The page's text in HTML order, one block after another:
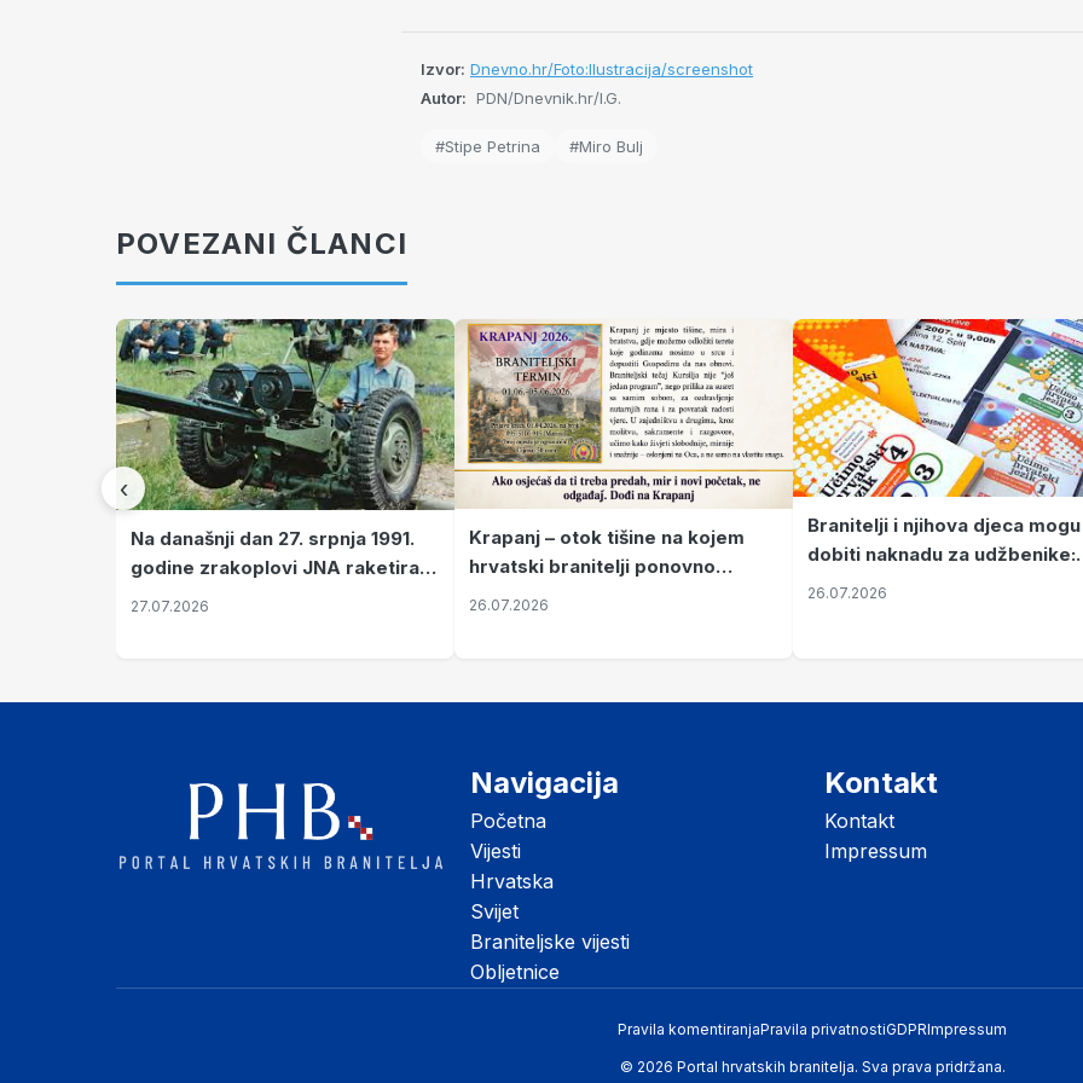
Izvor: Dnevno.hr/Foto:Ilustracija/screenshot
Autor: PDN/Dnevnik.hr/I.G.
#Stipe Petrina #Miro Bulj
POVEZANI ČLANCI
‹
Na današnji dan 27. srpnja 1991.
godine zrakoplovi JNA raketirali
su vojarnu i obučni centar "Nikola
27.07.2026
Krapanj – otok tišine na kojem
hrvatski branitelji ponovno
pronalaze mir
26.07.2026
Branitelji i njihova djeca mogu
dobiti naknadu za udžbenike:
zahtjevi se podnose do 31.
26.07.2026
Navigacija
Početna
Vijesti
Hrvatska
Svijet
Braniteljske vijesti
Obljetnice
Kontakt
Kontakt
Impressum
Pravila komentiranjaPravila privatnostiGDPRImpressum
© 2026 Portal hrvatskih branitelja. Sva prava pridržana.